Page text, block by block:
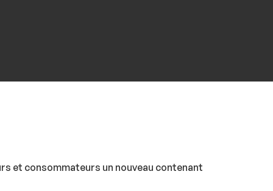
et consommateurs un nouveau contenant